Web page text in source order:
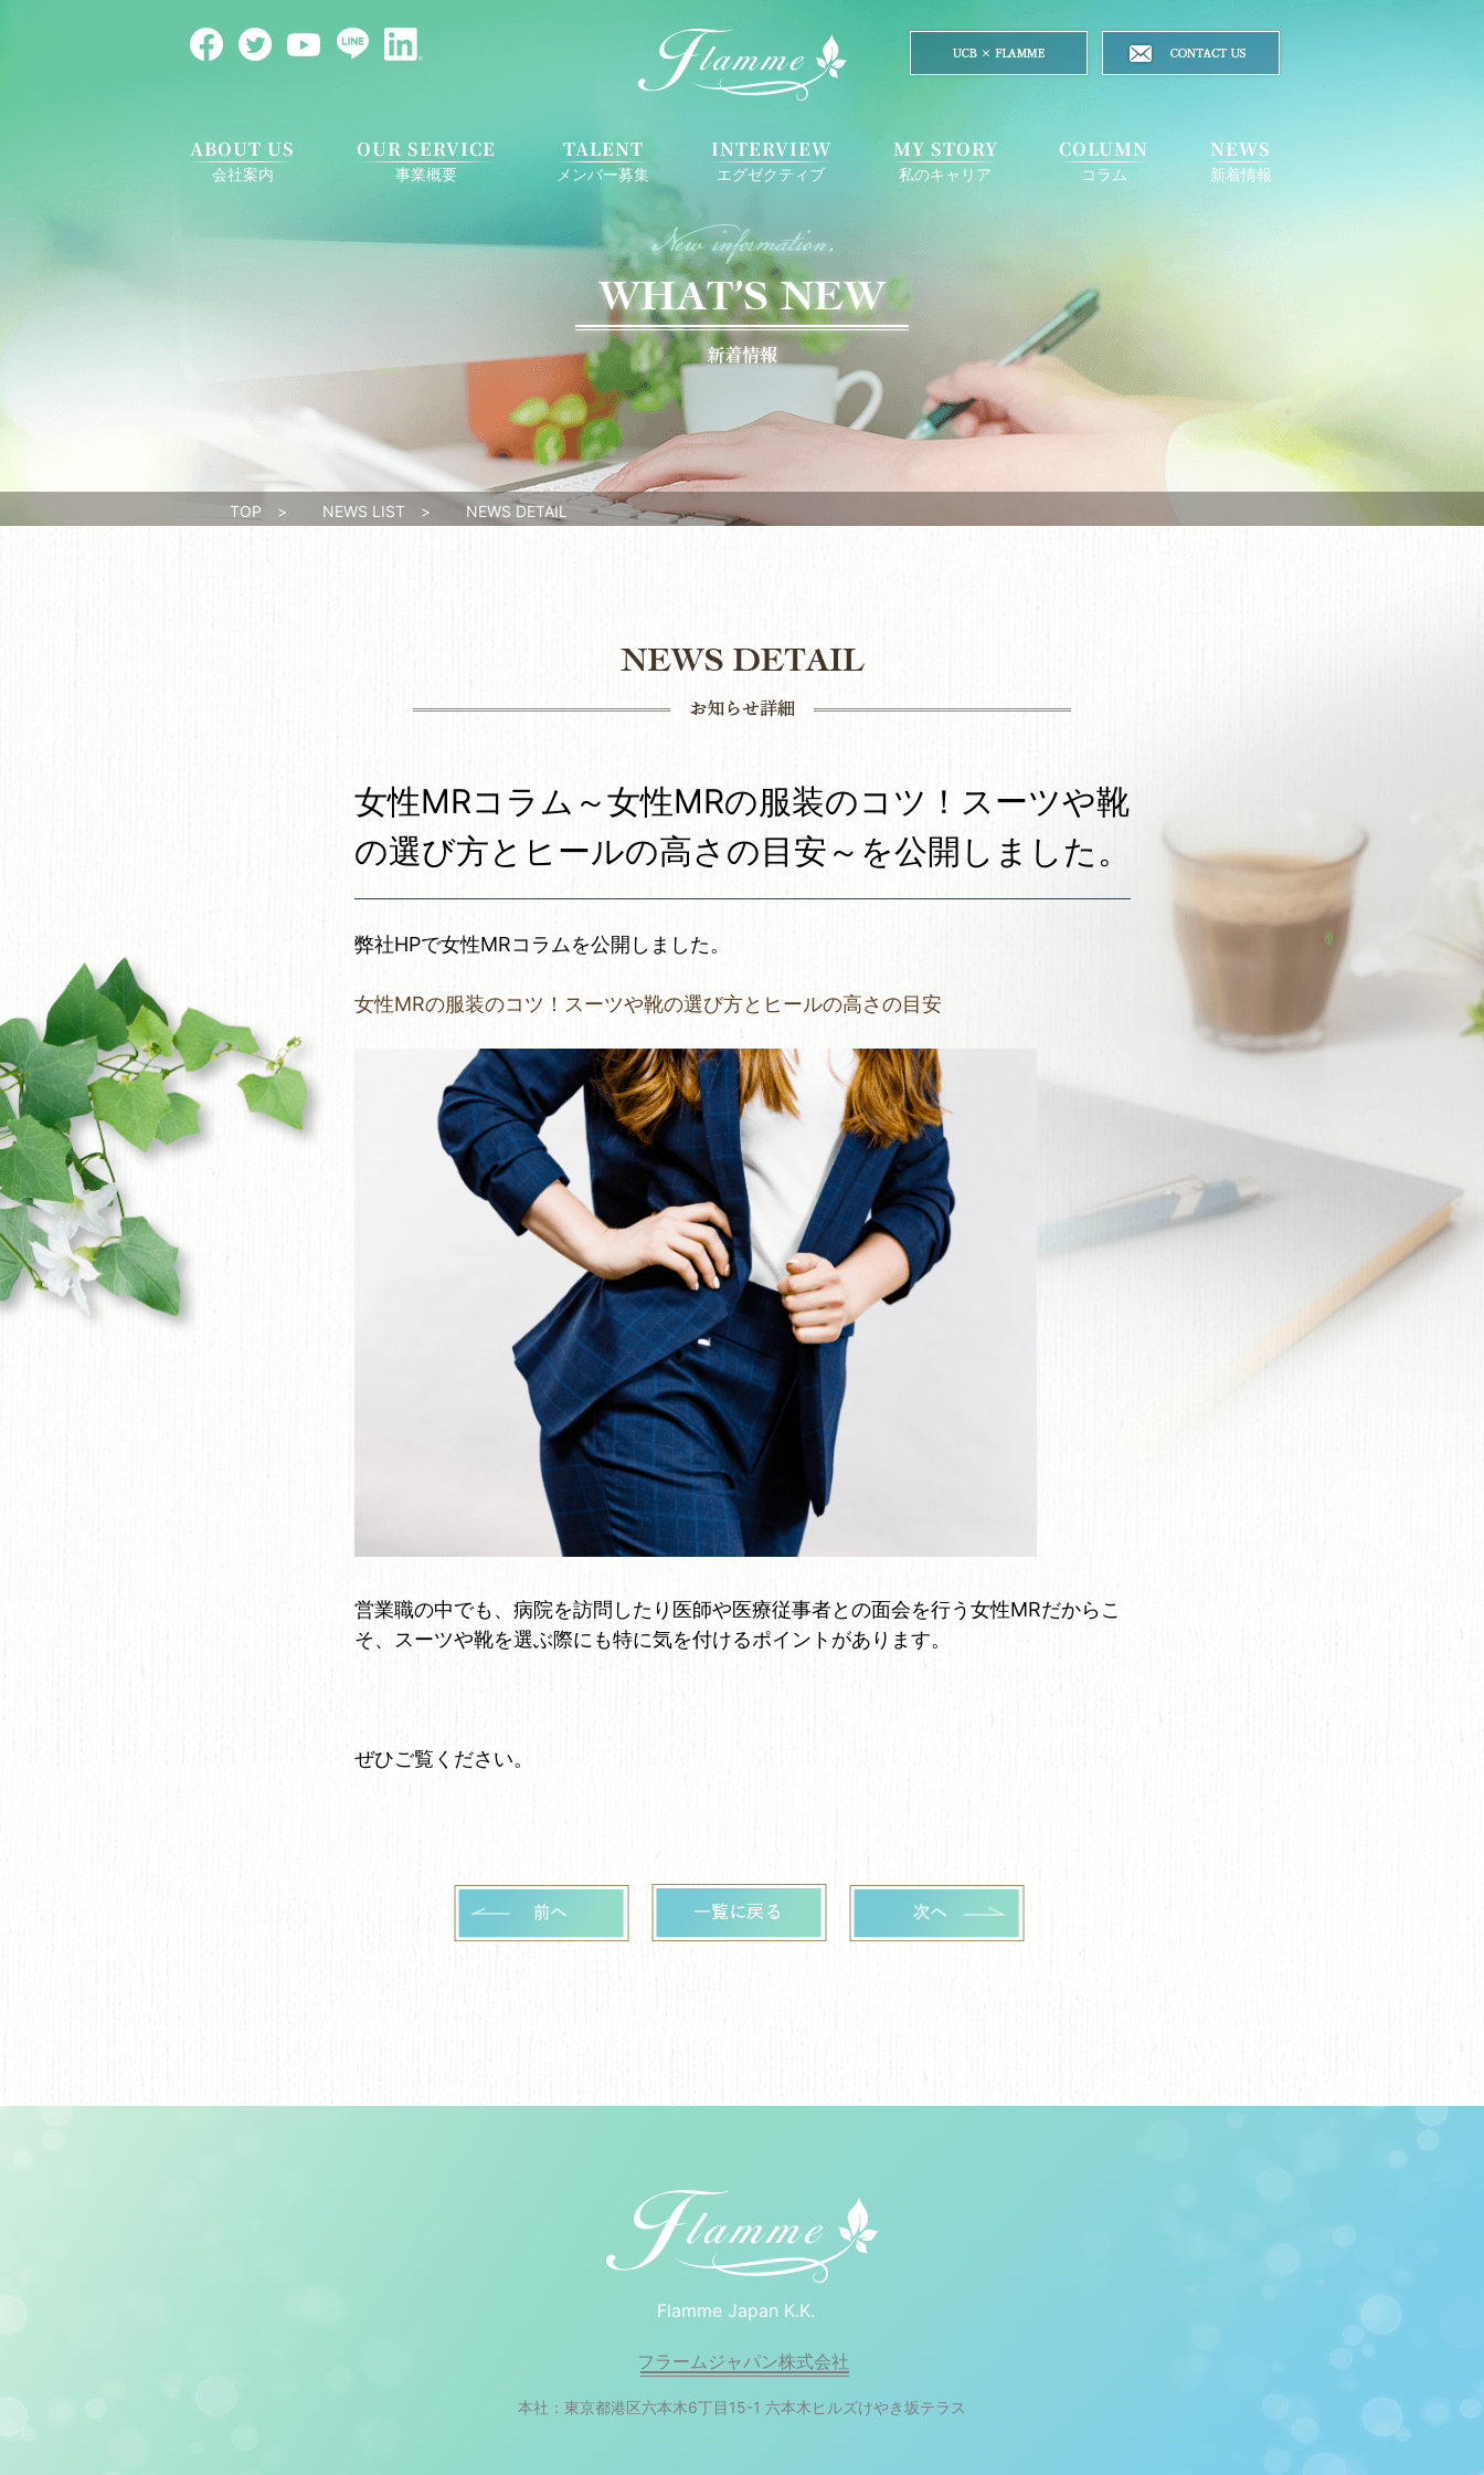
ABOUT US
会社案内
OUR SERVICE
事業概要
TALENT
メンバー募集
INTERVIEW
エグゼクティブ
MY STORY
私のキャリア
COLUMN
コラム
NEWS
新着情報
TOP > NEWS LIST > NEWS DETAIL
女性MRコラム～女性MRの服装のコツ！スーツや靴
の選び方とヒールの高さの目安～を公開しました。
弊社HPで女性MRコラムを公開しました。
女性MRの服装のコツ！スーツや靴の選び方とヒールの高さの目安
営業職の中でも、病院を訪問したり医師や医療従事者との面会を行う女性MRだからこ
そ、スーツや靴を選ぶ際にも特に気を付けるポイントがあります。
ぜひご覧ください。
Flamme Japan K.K.
フラームジャパン株式会社
本社：東京都港区六本木6丁目15-1 六本木ヒルズけやき坂テラス